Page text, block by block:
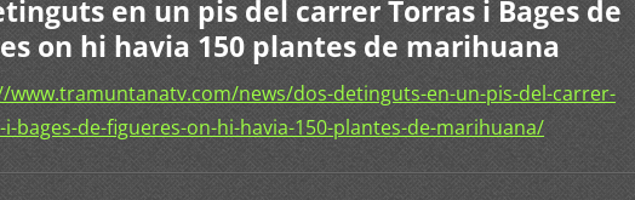
en un pis del carrer Torras i Bages de
on hi havia 150 plantes de marihuana
www.tramuntanatv.com/news/dos-detinguts-en-un-pis-del-carrer-
bages-de-figueres-on-hi-havia-150-plantes-de-marihuana/